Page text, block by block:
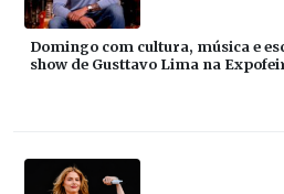
Domingo com cultura, música e
show de Gusttavo Lima na